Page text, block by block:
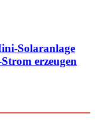
Solaranlage
erzeugen